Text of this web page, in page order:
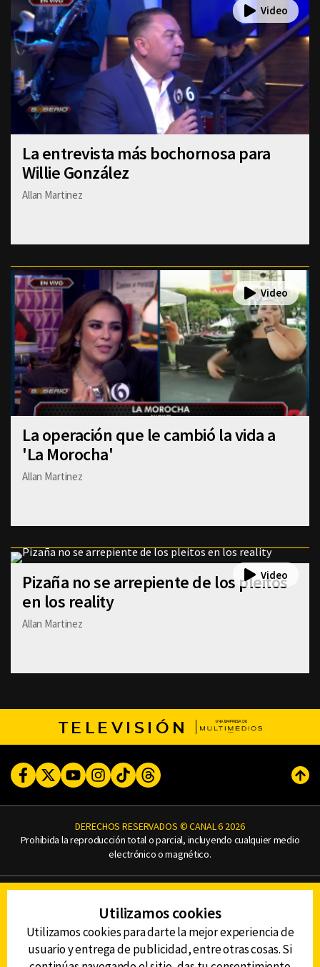
La entrevista más bochornosa para
Willie González
Allan Martinez
La operación que le cambió la vida a
'La Morocha'
Allan Martinez
Pizaña no se arrepiente de los pleitos
en los reality
Allan Martinez
TELEVISIÓN
FacebookTwitterYoutubeInstagram
TikTokThreads
DERECHOS RESERVADOS © CANAL 6 2026
Prohibida la reproducción total o parcial, incluyendo cualquier medio
electrónico o magnético.
AVISO DE PRIVACIDAD
DEFENSORÍA DE LAS AUDIENCIAS
Utilizamos cookies
Utilizamos cookies para darte la mejor experiencia de
usuario y entrega de publicidad, entre otras cosas. Si